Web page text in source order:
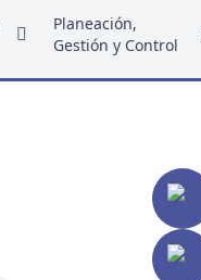
Planeación,
Gestión y Control